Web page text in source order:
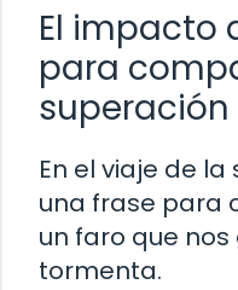
El impacto
para
En el viaje de
una frase para
un faro que
tormenta.